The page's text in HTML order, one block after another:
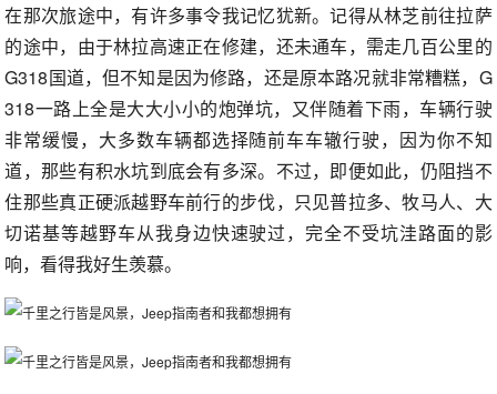
在那次旅途中，有许多事令我记忆犹新。记得从林芝前往拉萨
的途中，由于林拉高速正在修建，还未通车，需走几百公里的
G318国道，但不知是因为修路，还是原本路况就非常糟糕，G
318一路上全是大大小小的炮弹坑，又伴随着下雨，车辆行驶
非常缓慢，大多数车辆都选择随前车车辙行驶，因为你不知
道，那些有积水坑到底会有多深。不过，即便如此，仍阻挡不
住那些真正硬派越野车前行的步伐，只见普拉多、牧马人、大
切诺基等越野车从我身边快速驶过，完全不受坑洼路面的影
响，看得我好生羡慕。